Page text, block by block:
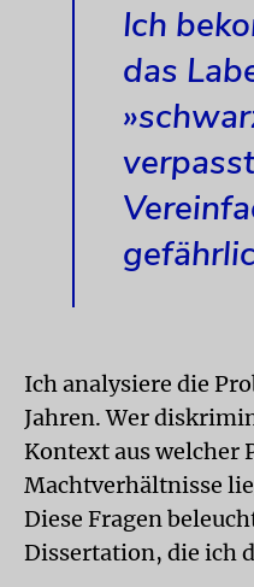
Ich
das
Ich analysiere die
Jahren. Wer
Kontext aus welcher
Machtverhältnisse
Diese Fragen
Dissertation, die ich